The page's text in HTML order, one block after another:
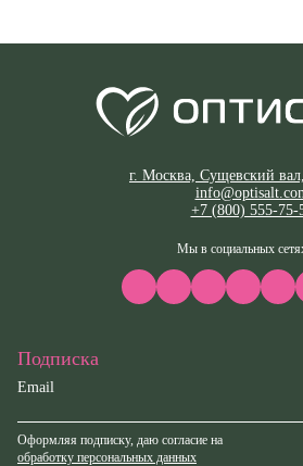
г. Москва, Сущевский
+7 (800) 555-75-
Мы в социальных
Подписка
Email
Оформляя подписку, даю согласие на
обработку персональных данных